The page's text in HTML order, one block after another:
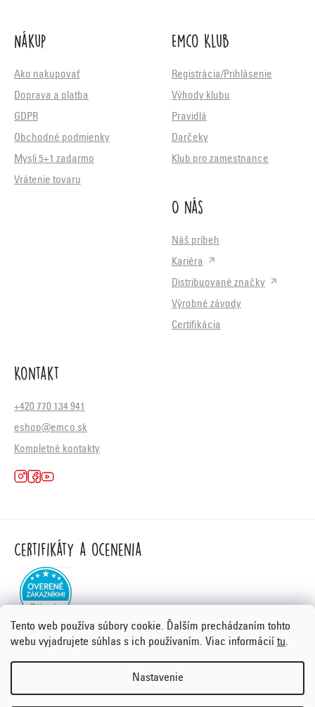
Tento web používa súbory cookie. Ďalším prechádzaním tohto
webu vyjadrujete súhlas s ich používaním. Viac informácií tu.
Nastavenie
Nákup
Ako nakupovať
Doprava a platba
GDPR
Obchodné podmienky
Mysli 5+1 zadarmo
Vrátenie tovaru
Emco Klub
Registrácia/Prihlásenie
Výhody klubu
Pravidlá
Darčeky
Klub pro zamestnance
O nás
Náš príbeh
Kariéra
Distribuované značky
Výrobné závody
Certifikácia
Kontakt
+420 770 134 941
eshop@emco.sk
Kompletné kontakty
Certifikáty a ocenenia
Copyright 2026Emco.sk. Všetky práva vyhradené.